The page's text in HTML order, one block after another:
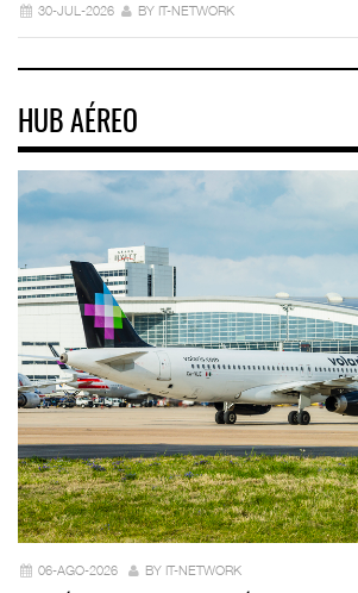
30-JUL-2026 BY IT-NETWORK
HUB AÉREO
06-AGO-2026 BY IT-NETWORK